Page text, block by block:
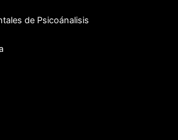
de Psicoánalisis